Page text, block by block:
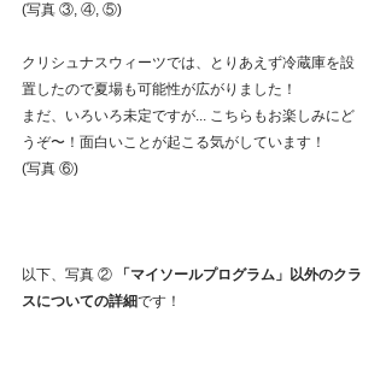
(写真 ③, ④, ⑤)
クリシュナスウィーツでは、とりあえず冷蔵庫を設
置したので夏場も可能性が広がりました！
まだ、いろいろ未定ですが... こちらもお楽しみにど
うぞ〜！面白いことが起こる気がしています！
(写真 ⑥)
以下、写真 ②
「マイソールプログラム」以外のクラ
スについての詳細です！